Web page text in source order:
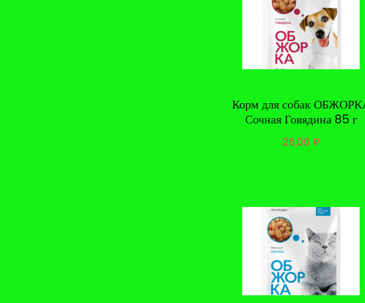
Корм для собак
Сочная Говядина 85 г
26,00 ₽